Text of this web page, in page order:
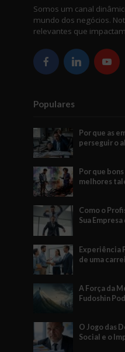
Somos um canal
mundo dos negócios.
relevantes que
Populares
Por que as
perseguir o
Por que
melhores
Como o
Sua
Experiência
de uma
A Força da
Fudoshin
O Jogo das
Social e o